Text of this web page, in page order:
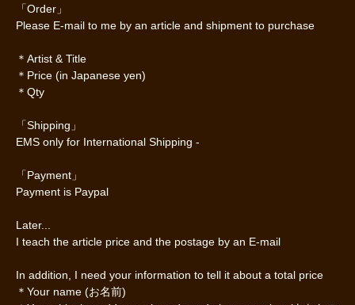
「Order」
Please E-mail to me by an article and shipment to purchase
＊Artist & Title
＊Price (in Japanese yen)
＊Qty
「Shipping」
EMS only for International Shipping -
「Payment」
Payment is Paypal
Later...
I teach the article price and the postage by an E-mail
In addition, I need your information to tell it about a total price
＊Your name (お名前)